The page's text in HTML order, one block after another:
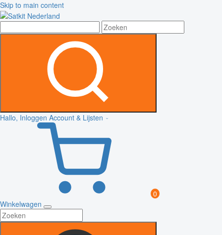
Skip to main content
Hallo, Inloggen Account & Lijsten
0
Winkelwagen